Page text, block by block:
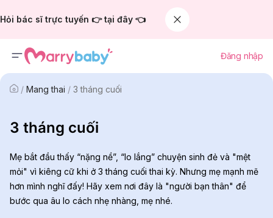
Hỏi bác sĩ trực tuyến 👉 tại đây 👈
Đăng nhập
/ Mang thai / 3 tháng cuối
3 tháng cuối
Mẹ bắt đầu thấy “nặng nề”, “lo lắng” chuyện sinh đẻ và "mệt
mỏi" vì kiêng cữ khi ở 3 tháng cuối thai kỳ. Nhưng mẹ mạnh mẽ
hơn mình nghĩ đấy! Hãy xem nơi đây là "người bạn thân" để
bước qua âu lo cách nhẹ nhàng, mẹ nhé.